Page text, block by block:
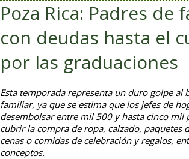
Poza Rica: Padres de
con deudas hasta el
por las graduaciones
Esta temporada representa un duro golpe al
familiar, ya que se estima que los jefes de
desembolsar entre mil 500 y hasta cinco mil
cubrir la compra de ropa, calzado, paquetes
cenas o comidas de celebración y regalos,
conceptos.